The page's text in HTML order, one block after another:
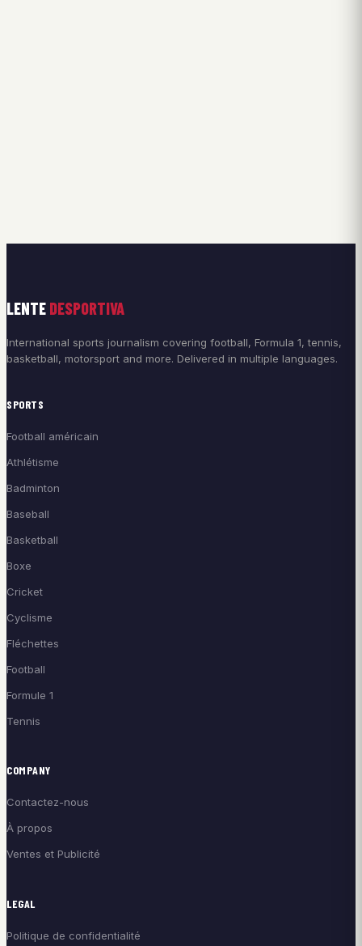
LENTE DESPORTIVA
International sports journalism covering football, Formula 1, tennis,
basketball, motorsport and more. Delivered in multiple languages.
SPORTS
Football américain
Athlétisme
Badminton
Baseball
Basketball
Boxe
Cricket
Cyclisme
Fléchettes
Football
Formule 1
Tennis
COMPANY
Contactez-nous
À propos
Ventes et Publicité
LEGAL
Politique de confidentialité